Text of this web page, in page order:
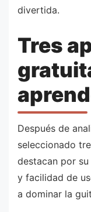
divertida.
Tres
Después de
seleccionado
destacan por
y facilidad de
a dominar la